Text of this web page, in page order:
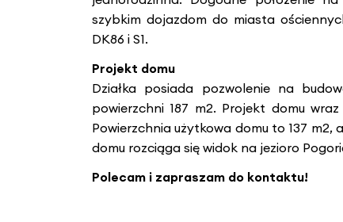
szybkim dojazdom do miasta
DK86 i S1.
Projekt domu
Działka posiada pozwolenie na
powierzchni 187 m2. Projekt domu
Powierzchnia użytkowa domu to 137 m2,
domu rozciąga się widok na jezioro
Polecam i zapraszam do kontaktu!